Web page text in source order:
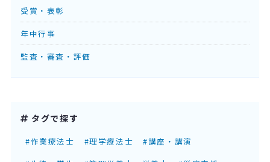
受賞・表彰
年中行事
監査・審査・評価
タグで探す
#作業療法士 #理学療法士
#講座・講演